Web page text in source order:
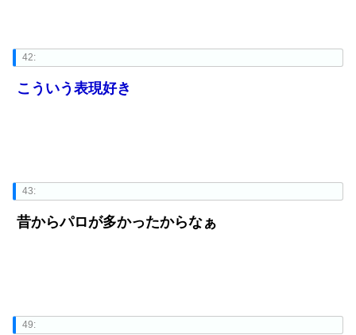
42:
こういう表現好き
43:
昔からパロが多かったからなぁ
49: